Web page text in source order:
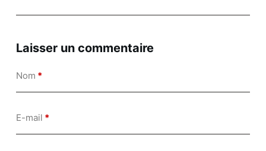
Laisser un commentaire
Nom *
E-mail *